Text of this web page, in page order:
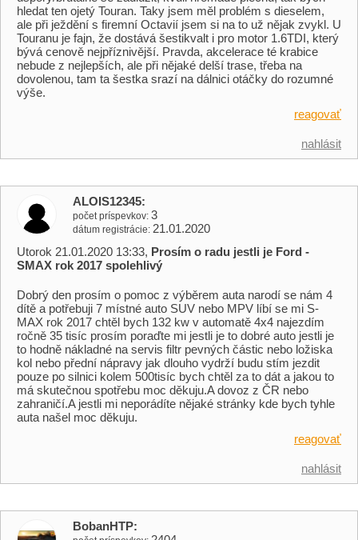
hledat ten ojetý Touran. Taky jsem měl problém s dieselem,
ale při ježdění s firemní Octavií jsem si na to už nějak zvykl. U
Touranu je fajn, že dostává šestikvalt i pro motor 1.6TDI, který
bývá cenově nejpříznivější. Pravda, akcelerace té krabice
nebude z nejlepších, ale při nějaké delší trase, třeba na
dovolenou, tam ta šestka srazí na dálnici otáčky do rozumné
výše.
reagovať
nahlásit
ALOIS12345
počet príspevkov 3
dátum registrácie 21.01.2020
Utorok 21.01.2020 13:33, Prosím o radu jestli je Ford -
SMAX rok 2017 spolehlivý
Dobrý den prosím o pomoc z výběrem auta narodí se nám 4
dítě a potřebuji 7 místné auto SUV nebo MPV líbí se mi S-
MAX rok 2017 chtěl bych 132 kw v automatě 4x4 najezdím
ročně 35 tisíc prosím poraďte mi jestli je to dobré auto jestli je
to hodně nákladné na servis filtr pevných částic nebo ložiska
kol nebo přední nápravy jak dlouho vydrží budu stím jezdit
pouze po silnici kolem 500tisíc bych chtěl za to dát a jakou to
má skutečnou spotřebu moc děkuju.A dovoz z ČR nebo
zahraničí.A jestli mi neporádíte nějaké stránky kde bych tyhle
auta našel moc děkuju.
reagovať
nahlásit
BobanHTP